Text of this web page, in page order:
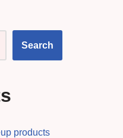
Search
products